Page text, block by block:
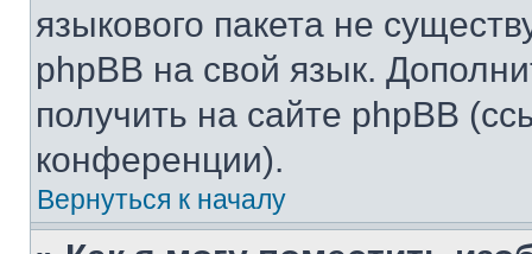
языкового пакета не
phpBB на свой язык.
получить на сайте phpBB
конференции).
Вернуться к началу